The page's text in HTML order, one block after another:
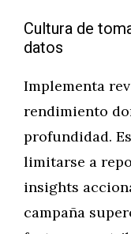
Cultura de
datos
Implementa
rendimiento
profundidad.
limitarse a
insights
campaña